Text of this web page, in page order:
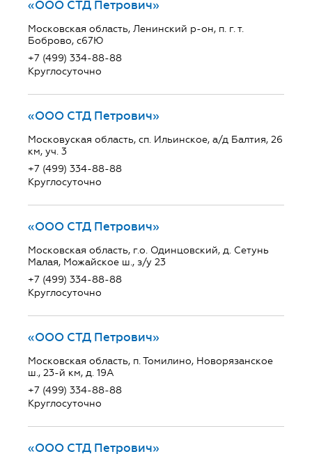
«ООО СТД Петрович»
Московская область, Ленинский р-он, п. г. т.
Боброво, с67Ю
+7 (499) 334-88-88
Круглосуточно
«ООО СТД Петрович»
Московуская область, сп. Ильинское, а/д Балтия, 26
км, уч. 3
+7 (499) 334-88-88
Круглосуточно
«ООО СТД Петрович»
Московская область, г.о. Одинцовский, д. Сетунь
Малая, Можайское ш., з/у 23
+7 (499) 334-88-88
Круглосуточно
«ООО СТД Петрович»
Московская область, п. Томилино, Новорязанское
ш., 23-й км, д. 19А
+7 (499) 334-88-88
Круглосуточно
«ООО СТД Петрович»